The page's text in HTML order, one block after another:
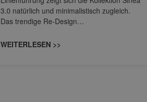
3.0 natürlich und minimalistisch zugleich.
Das trendige Re-Design…
WEITERLESEN >>